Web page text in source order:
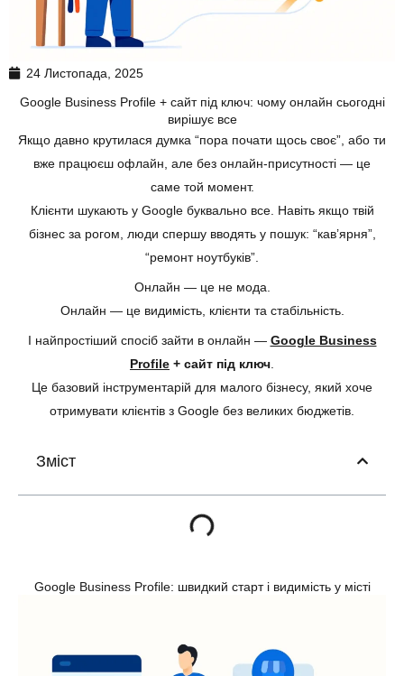
24 Листопада, 2025
Google Business Profile + сайт під ключ: чому онлайн сьогодні
вирішує все
Якщо давно крутилася думка “пора почати щось своє”, або ти
вже працюєш офлайн, але без онлайн-присутності — це
саме той момент.
Клієнти шукають у Google буквально все. Навіть якщо твій
бізнес за рогом, люди спершу вводять у пошук: “кав’ярня”,
“ремонт ноутбуків”.
Онлайн — це не мода.
Онлайн — це видимість, клієнти та стабільність.
І найпростіший спосіб зайти в онлайн — Google Business
Profile + сайт під ключ
Це базовий інструментарій для малого бізнесу, який хоче
отримувати клієнтів з Google без великих бюджетів.
Зміст
Google Business Profile: швидкий старт і видимість у місті